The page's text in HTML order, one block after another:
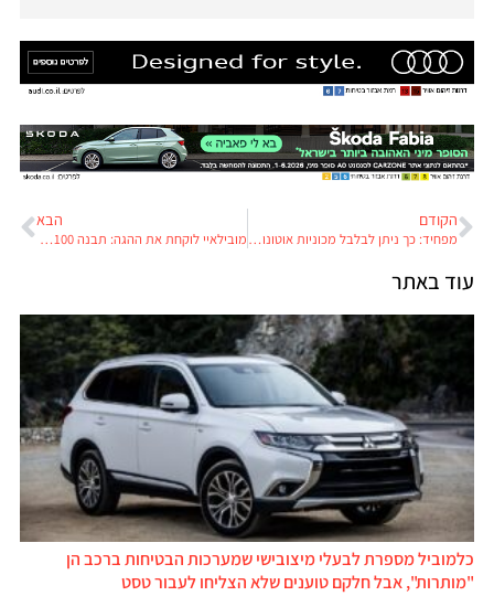
הקודם
מפחיד: כך ניתן לבלבל מכוניות אוטונומיות באמצעים פרמיטיביים
הבא
מובילאיי לוקחת את ההגה: תבנה 100 מכוניות אוטונומיות
עוד באתר
כלמוביל מספרת לבעלי מיצובישי שמערכות הבטיחות ברכב הן
"מותרות", אבל חלקם טוענים שלא הצליחו לעבור טסט